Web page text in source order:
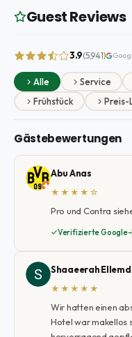
Guest Reviews
3.9(5,941)
Alle Service
Frühstück
Preis-
Gästebewertungen
Abu Anas
★★★★☆
Pro und Contra
Verifizierte Google-
Shaaeerah
★★★★★
Wir hatten einen
Hotel war makellos